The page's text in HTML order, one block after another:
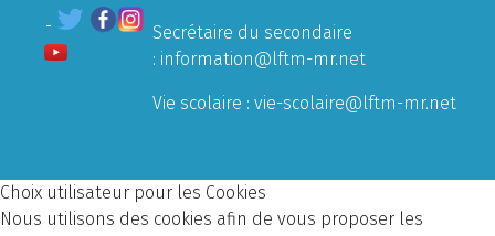
Secrétaire du secondaire
: information@lftm-mr.net
Vie scolaire : vie-scolaire@lftm-mr.net
Choix utilisateur pour les Cookies
Nous utilisons des cookies afin de vous proposer les